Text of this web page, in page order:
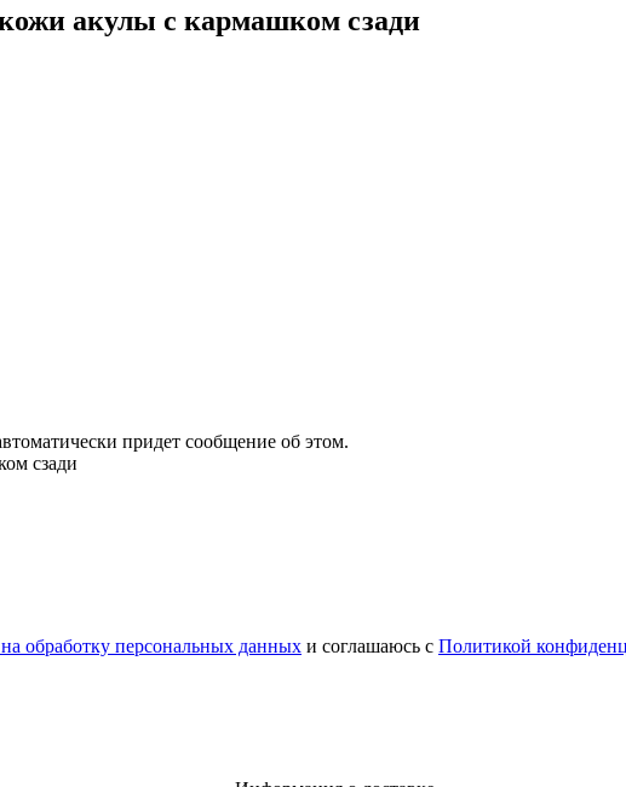
акулы с кармашком сзади
придет сообщение об этом.
сзади
на обработку персональных данных и соглашаюсь с Политикой